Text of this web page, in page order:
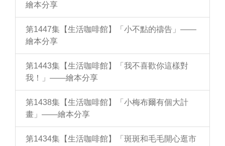
繪本分享
第1447集【生活咖啡館】「小不點的禱告」——
繪本分享
第1443集【生活咖啡館】「我不喜歡你這樣對
我！」——繪本分享
第1438集【生活咖啡館】「小梅布爾有個大計
畫」——繪本分享
第1434集【生活咖啡館】「斑斑和毛毛開心逛市